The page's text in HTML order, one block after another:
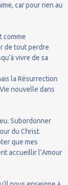
car pour rien au
comme
de tout perdre
vivre de sa
la Résurrection
nouvelle dans
Subordonner
du Christ.
que mes
accueillir l’Amour